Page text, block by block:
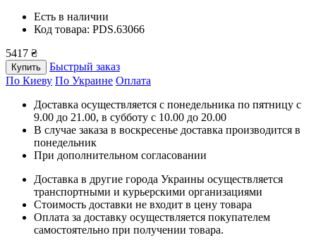
Есть в наличии
Код товара: PDS.63066
5417 ₴
Купить
Быстрый заказ
По Киеву По Украине Оплата
Доставка осуществляется с понедельника по пятницу с
9.00 до 21.00, в субботу с 10.00 до 20.00
В случае заказа в воскресенье доставка производится в
понедельник
При дополнительном согласовании
Доставка в другие города Украины осуществляется
транспортными и курьерскими организациями
Стоимость доставки не входит в цену товара
Оплата за доставку осуществляется покупателем
самостоятельно при получении товара.